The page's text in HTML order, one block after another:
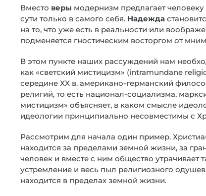
Вместо веры модернизм предлагает человеку
сути только в самого себя. Надежда
на то, что уже есть в реальности или
подменяется гностическим восторгом от
В этом пункте наших рассуждений нам
как «светский мистицизм» (intramundane
середине XX в. американо-германский
религий, то есть национал-социализма,
мистицизм» объясняет, в каком смысле
идеологии принципиально несовместимы с
Рассмотрим для начала один пример.
находится за пределами земной жизни, за
человек и вместе с ним общество утрачивает
устремление и весь пыл религиозного
находится в пределах земной жизни.